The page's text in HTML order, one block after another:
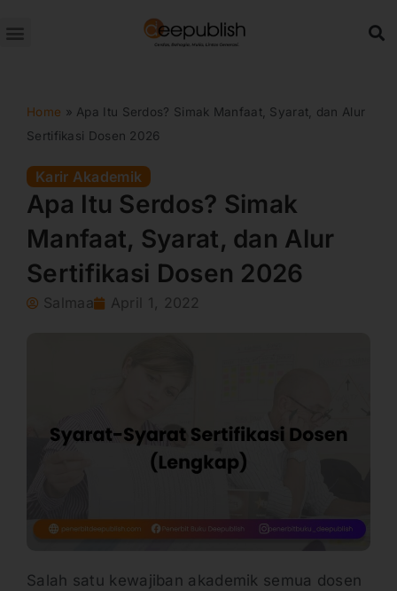
ke
Home » Apa Itu Serdos? Simak Manfaat, Syarat, dan Alur
Sertifikasi Dosen 2026
Karir Akademik
Apa Itu Serdos? Simak
Manfaat, Syarat, dan Alur
Sertifikasi Dosen 2026
Salmaa April 1, 2022
Salah satu kewajiban akademik semua dosen